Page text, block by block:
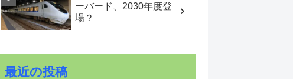
ーバード、2030年度登
場？
最近の投稿